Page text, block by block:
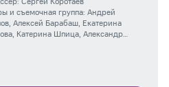
и съемочная группа: Андрей
, Алексей Барабаш, Екатерина
, Катерина Шпица, Александр